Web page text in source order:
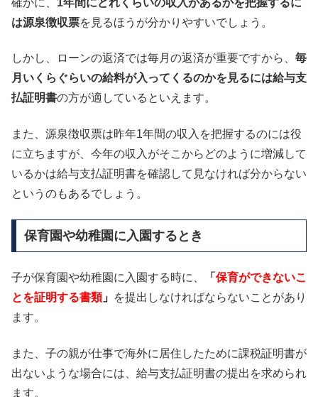
は源泉徴収票を見るほうが分かりやすいでしょう。
しかし、ローンの返済では毎月の返済が重要ですから、 毎
月いくらぐらいの給料が入ってくるのかを見るには給与支
払証明書の方が適しているといえます。
また、源泉徴収票は昨年1年間の収入を把握するのには役
に立ちますが、今年の収入がそこからどのように増減して
いるかは給与支払証明書を確認して見なければ分からない
というのもあるでしょう。
保育園や幼稚園に入園するとき
子が保育園や幼稚園に入園する時に、 「 保育ができないこ
とを証明する書類」 を提出しなければならないことがあり
ます。
また、子の親が仕事で海外に居住したために課税証明書が
出ないような場合には、給与支払証明書の提出を求められ
ます。